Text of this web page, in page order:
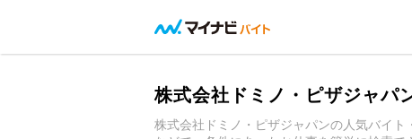
株式会社ドミノ・ピザジャパ
株式会社ドミノ・ピザジャパンの人気バイ